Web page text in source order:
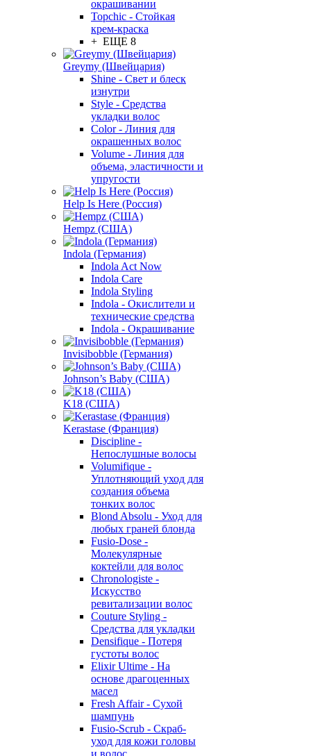
окрашивании
Topchic - Стойкая
крем-краска
+ ЕЩЕ 8
Greymy (Швейцария)
Shine - Свет и блеск
изнутри
Style - Средства
укладки волос
Color - Линия для
окрашенных волос
Volume - Линия для
объема, эластичности и
упругости
Help Is Here (Россия)
Hempz (США)
Indola (Германия)
Indola Act Now
Indola Care
Indola Styling
Indola - Окислители и
технические средства
Indola - Окрашивание
Invisibobble (Германия)
Johnson’s Baby (США)
K18 (США)
Kerastase (Франция)
Discipline -
Непослушные волосы
Volumifique -
Уплотняющий уход для
создания объема
тонких волос
Blond Absolu - Уход для
любых граней блонда
Fusio-Dose -
Молекулярные
коктейли для волос
Chronologiste -
Искусство
ревитализации волос
Couture Styling -
Средства для укладки
Densifique - Потеря
густоты волос
Elixir Ultime - На
основе драгоценных
масел
Fresh Affair - Сухой
шампунь
Fusio-Scrub - Скраб-
уход для кожи головы
и волос